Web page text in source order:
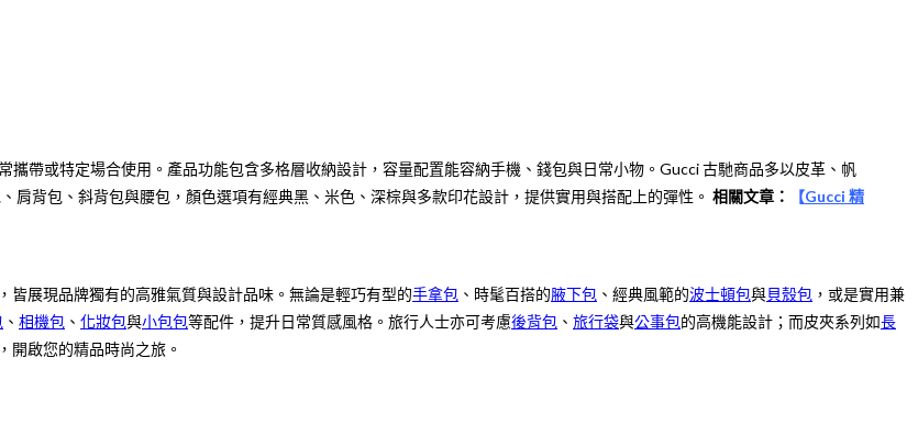
帶或特定場合使用。產品功能包含多格層收納設計，容量配置能容納手機、錢包與日常小物。Gucci 古馳商品多以皮革、帆
背包、斜背包與腰包，顏色選項有經典黑、米色、深棕與多款印花設計，提供實用與搭配上的彈性。 相關文章： 【Gucci 精
皆展現品牌獨有的高雅氣質與設計品味。無論是輕巧有型的手拿包 、時髦百搭的腋下包 、經典風範的波士頓包與貝殼包 ，或是實用兼
、 相機包 、 化妝包與小包包等配件，提升日常質感風格。旅行人士亦可考慮後背包 、 旅行袋與公事包的高機能設計；而皮夾系列如長
，開啟您的精品時尚之旅。